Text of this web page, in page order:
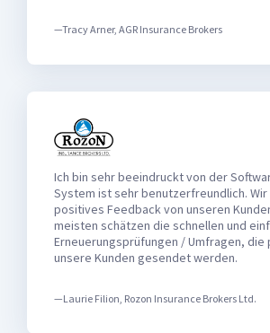
—Tracy Arner, AGR Insurance Brokers
Ich bin sehr beeindruckt von der
System ist sehr benutzerfreundlich. Wir
positives Feedback von unseren
meisten schätzen die schnellen und
Erneuerungsprüfungen / Umfragen, die
unsere Kunden gesendet werden.
—Laurie Filion, Rozon Insurance Brokers Ltd.